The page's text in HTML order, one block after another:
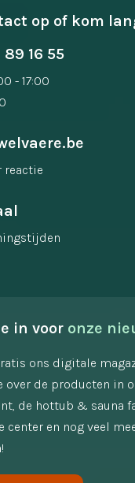
op of kom
89 16 55
- 17:00
reactie
in voor onze
ons digitale
over de producten in
de hottub & sauna
center en nog veel